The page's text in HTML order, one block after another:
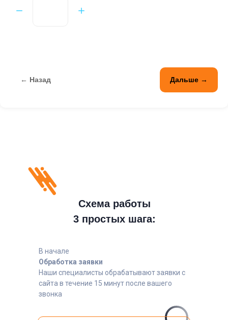
← Назад Дальше →
Схема работы
3 простых шага:
В начале
Обработка заявки
Наши специалисты обрабатывают заявки с
сайта в течение 15 минут после вашего
звонка